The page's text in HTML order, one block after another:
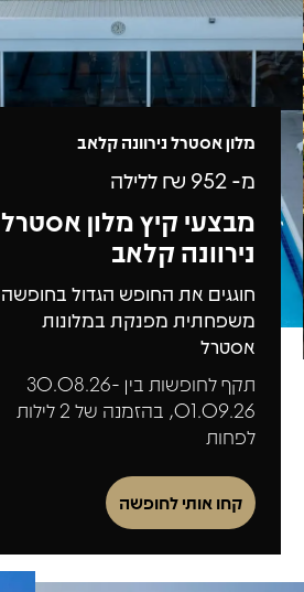
מלון אסטרל נירוונה קלאב
מ- 952 ₪ ללילה
מבצעי קיץ מלון אסטרל
נירוונה קלאב
חוגגים את החופש הגדול בחופשה
משפחתית מפנקת במלונות
אסטרל
תקף לחופשות בין 30.08.26-
01.09.26, בהזמנה של 2 לילות
לפחות
קחו אותי לחופשה